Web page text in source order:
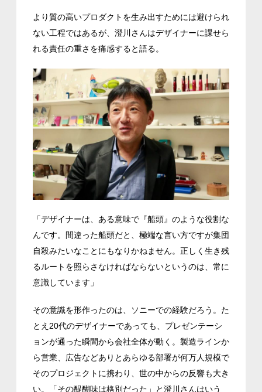
より質の高いプロダクトを生み出すためには避けられ
ない工程ではあるが、澄川さんはデザイナーに課せら
れる責任の重さを痛感すると語る。
「デザイナーは、ある意味で『船頭』のような役割な
んです。間違った船頭だと、極端な言い方ですが集団
自殺みたいなことにもなりかねません。正しく生き残
るルートを照らさなければならないというのは、常に
意識しています」
その意識を形作ったのは、ソニーでの経験だろう。た
とえ20代のデザイナーであっても、プレゼンテーシ
ョンが通った瞬間から会社全体が動く。製造ラインか
ら営業、広告などありとあらゆる部署が何万人規模で
そのプロジェクトに携わり、世の中からの反響も大き
い。「その醍醐味は格別だった」と澄川さんはいう